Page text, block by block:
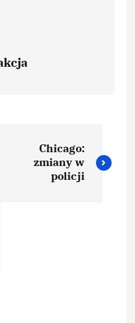
Chicago:
zmiany w
policji